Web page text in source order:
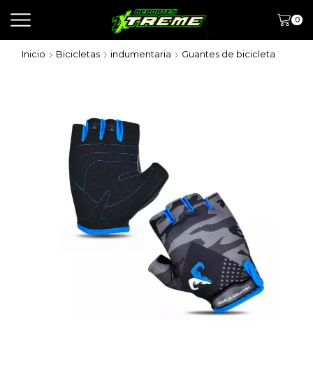
0
Inicio Bicicletas indumentaria Guantes de bicicleta